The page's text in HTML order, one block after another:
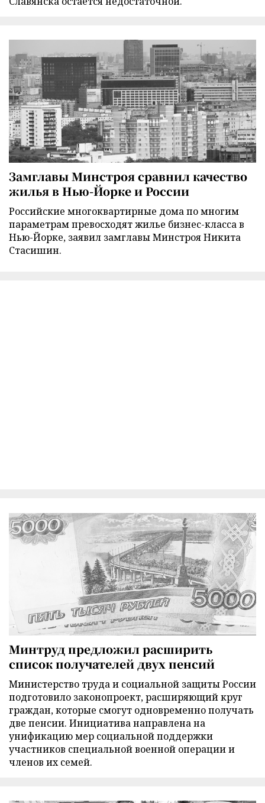
Замглавы Минстроя сравнил качество
жилья в Нью-Йорке и России
Российские многоквартирные дома по многим
параметрам превосходят жилье бизнес-класса в
Нью-Йорке, заявил замглавы Минстроя Никита
Стасишин.
Минтруд предложил расширить
список получателей двух пенсий
Министерство труда и социальной защиты России
подготовило законопроект, расширяющий круг
граждан, которые смогут одновременно получать
две пенсии. Инициатива направлена на
унификацию мер социальной поддержки
участников специальной военной операции и
членов их семей.